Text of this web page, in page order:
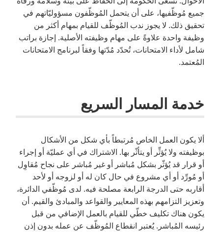
جميع مُوظّفيها، على أن يتحمل المُوظّفون مسؤوليّاتهم في
تحقيق ذلك. لا يجوز ندب المُوظّف للقيام بمهام أكثر من
وظيفة واحدة علاوةً على مهام وظيفته الأصلية. إجازة براتب
شامل لأداء الامتحانات، تُحدّد مُدّتها وفقاً لبرنامج الامتحانات
المُعتمد.
خدمة المسار السريع
ألا يكون العمل الخاص مُرتبطاً بأي شكل من الأشكال
بوظيفته ولا يُؤثِّر أو يتأثّر بها. الاشتراك في أي عمليّة أو إجراء
أو قرار قد يُؤثّر بشكل مُباشر أو غير مُباشر على نجاح مُقاوِل
أو مُورِّد أو أي مشروع في حال كان له أو لزوجه أو لأحد
أقاربه حتى الدرجة الرابعة مصلحة فيه. لدى مُوظّفي الدائرة،
وتعزيز التزامهم بهذه المعايير والقواعد والمبادئ والقيم. أن
يكون هناك تكليف خطّي للقيام بالعمل الإضافي من قبل
رئيسه المُباشر. يُعتبر انقطاع المُوظّف عن عمله بدون إذن